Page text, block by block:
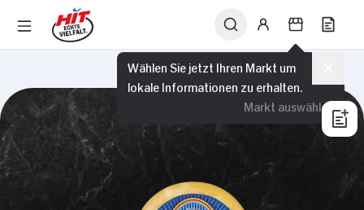
Wählen Sie jetzt Ihren Markt um
lokale Informationen zu erhalten.
Markt auswählen